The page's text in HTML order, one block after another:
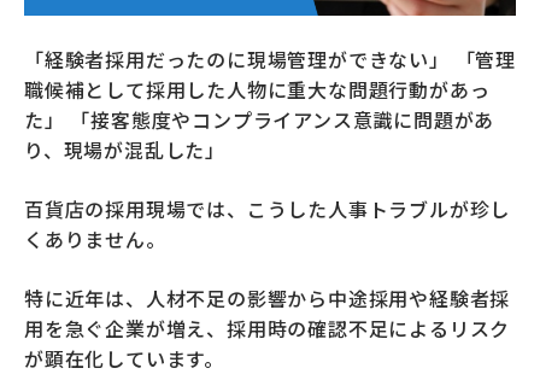
「経験者採用だったのに現場管理ができない」 「管理
職候補として採用した人物に重大な問題行動があっ
た」 「接客態度やコンプライアンス意識に問題があ
り、現場が混乱した」
百貨店の採用現場では、こうした人事トラブルが珍し
くありません。
特に近年は、人材不足の影響から中途採用や経験者採
用を急ぐ企業が増え、採用時の確認不足によるリスク
が顕在化しています。